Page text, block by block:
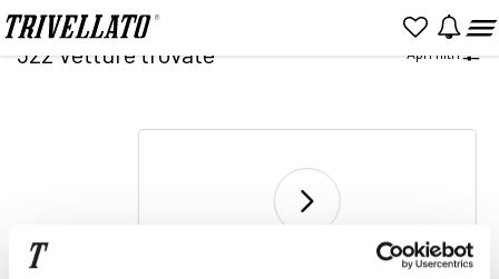
Home Ricerca
522Vetture trovate Apri filtri
di 17